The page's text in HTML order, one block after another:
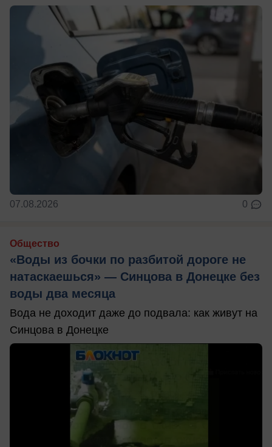
07.08.2026 0
Общество
«Воды из бочки по разбитой дороге не
натаскаешься» — Синцова в Донецке без
воды два месяца
Вода не доходит даже до подвала: как живут на
Синцова в Донецке